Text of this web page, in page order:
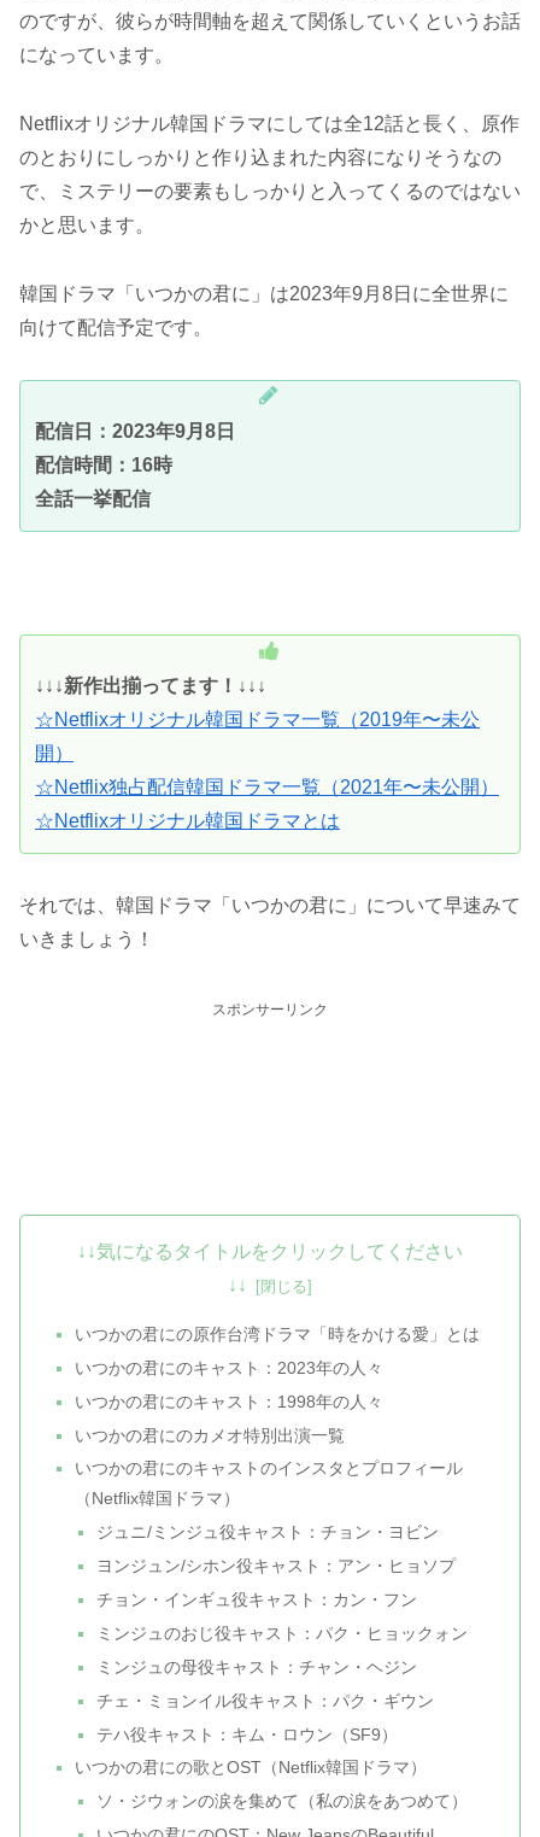
のですが、彼らが時間軸を超えて関係していくというお話
になっています。
Netflixオリジナル韓国ドラマにしては全12話と長く、原作
のとおりにしっかりと作り込まれた内容になりそうなの
で、ミステリーの要素もしっかりと入ってくるのではない
かと思います。
韓国ドラマ「いつかの君に」は2023年9月8日に全世界に
向けて配信予定です。
配信日：2023年9月8日
配信時間：16時
全話一挙配信
↓↓↓新作出揃ってます！↓↓↓
☆Netflixオリジナル韓国ドラマ一覧（2019年〜未公
開）
☆Netflix独占配信韓国ドラマ一覧（2021年〜未公開）
☆Netflixオリジナル韓国ドラマとは
それでは、韓国ドラマ「いつかの君に」について早速みて
いきましょう！
スポンサーリンク
↓↓気になるタイトルをクリックしてください
↓↓
いつかの君にの原作台湾ドラマ「時をかける愛」とは
いつかの君にのキャスト：2023年の人々
いつかの君にのキャスト：1998年の人々
いつかの君にのカメオ特別出演一覧
いつかの君にのキャストのインスタとプロフィール
（Netflix韓国ドラマ）
ジュニ/ミンジュ役キャスト：チョン・ヨビン
ヨンジュン/シホン役キャスト：アン・ヒョソプ
チョン・インギュ役キャスト：カン・フン
ミンジュのおじ役キャスト：パク・ヒョックォン
ミンジュの母役キャスト：チャン・ヘジン
チェ・ミョンイル役キャスト：パク・ギウン
テハ役キャスト：キム・ロウン（SF9）
いつかの君にの歌とOST（Netflix韓国ドラマ）
ソ・ジウォンの涙を集めて（私の涙をあつめて）